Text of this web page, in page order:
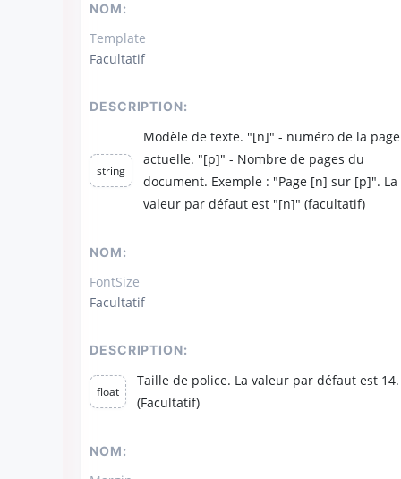
NOM:
Template
Facultatif
DESCRIPTION:
string
Modèle de texte. "[n]" - numéro de la page
actuelle. "[p]" - Nombre de pages du
document. Exemple : "Page [n] sur [p]". La
valeur par défaut est "[n]" (facultatif)
NOM:
FontSize
Facultatif
DESCRIPTION:
float
Taille de police. La valeur par défaut est 14.
(Facultatif)
NOM: